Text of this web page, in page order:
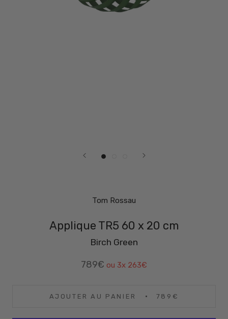
Tom Rossau
Applique TR5 60 x 20 cm
Birch Green
789€ ou 3x 263€
AJOUTER AU PANIER 789€